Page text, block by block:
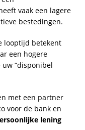
vaak een lagere
bestedingen.
looptijd betekent
een hogere
“disponibel
met een partner
voor de bank en
lening